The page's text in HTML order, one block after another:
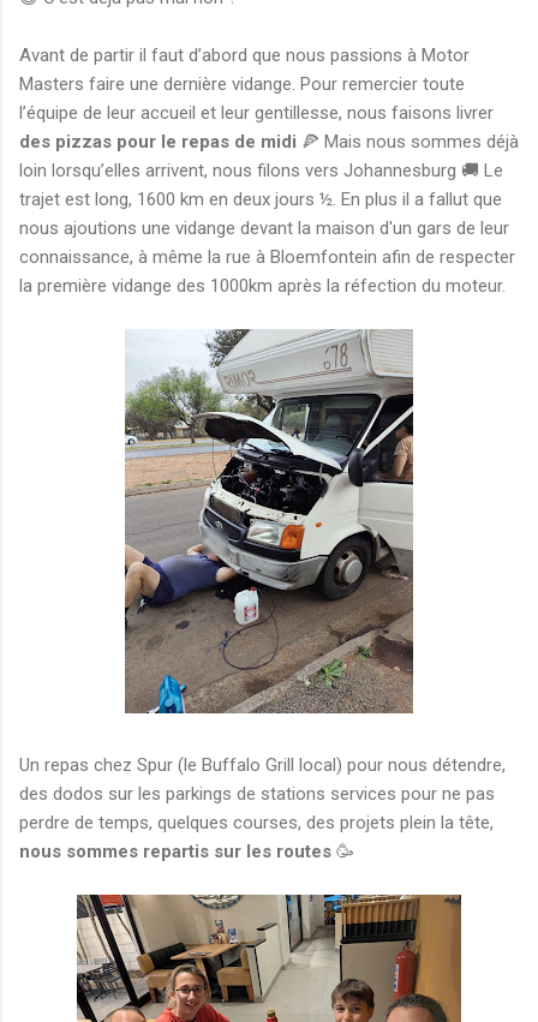
Avant de partir il faut d’abord que nous passions à Motor
Masters faire une dernière vidange. Pour remercier toute
l’équipe de leur accueil et leur gentillesse, nous faisons livrer
des pizzas pour le repas de midi 🍕 Mais nous sommes déjà
loin lorsqu’elles arrivent, nous filons vers Johannesburg 🚚 Le
trajet est long, 1600 km en deux jours ½. En plus il a fallut que
nous ajoutions une vidange devant la maison d'un gars de leur
connaissance, à même la rue à Bloemfontein afin de respecter
la première vidange des 1000km après la réfection du moteur.
Un repas chez Spur (le Buffalo Grill local) pour nous détendre,
des dodos sur les parkings de stations services pour ne pas
perdre de temps, quelques courses, des projets plein la tête,
nous sommes repartis sur les routes 🥳